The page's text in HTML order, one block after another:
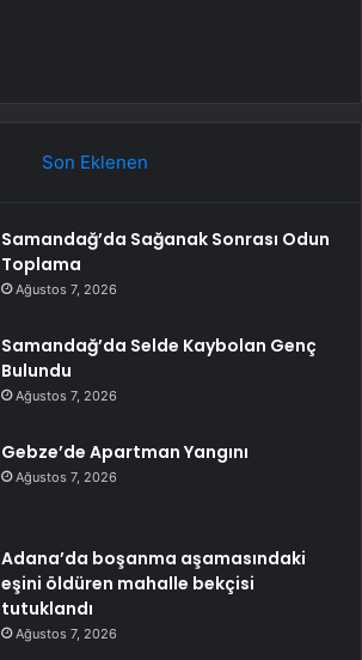
Son Eklenen
Samandağ’da Sağanak Sonrası Odun
Toplama
Ağustos 7, 2026
Samandağ’da Selde Kaybolan Genç
Bulundu
Ağustos 7, 2026
Gebze’de Apartman Yangını
Ağustos 7, 2026
Adana’da boşanma aşamasındaki
eşini öldüren mahalle bekçisi
tutuklandı
Ağustos 7, 2026